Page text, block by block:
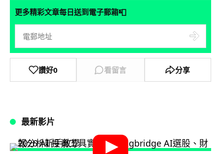
更多精彩文章每日送到電子郵箱📮
讚好0 看留言 分享
最新影片